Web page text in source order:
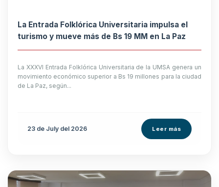
La Entrada Folklórica Universitaria impulsa el
turismo y mueve más de Bs 19 MM en La Paz
La XXXVI Entrada Folklórica Universitaria de la UMSA genera un
movimiento económico superior a Bs 19 millones para la ciudad
de La Paz, según...
23 de July del 2026 Leer más